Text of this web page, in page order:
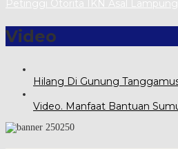
Petinggi Otorita IKN Asal
Video
Hilang Di Gunung
Video. Manfaat Bantuan